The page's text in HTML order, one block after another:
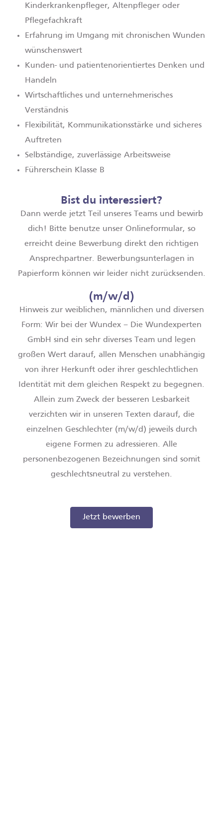
Kinderkrankenpfleger, Altenpfleger oder
Pflegefachkraft
Erfahrung im Umgang mit chronischen Wunden
wünschenswert
Kunden-­ und patientenorientiertes Denken und
Handeln
Wirtschaftliches und unternehmerisches
Verständnis
Flexibilität, Kommunikationsstärke und sicheres
Auftreten
Selbständige, zuverlässige Arbeitsweise
Führerschein Klasse B
Bist du interessiert?
Dann werde jetzt Teil unseres Teams und bewirb
dich! Bitte benutze unser Onlineformular, so
erreicht deine Bewerbung direkt den richtigen
Ansprechpartner. Bewerbungsunterlagen in
Papierform können wir leider nicht zurücksenden.
(m/w/d)
Hinweis zur weiblichen, männlichen und diversen
Form: Wir bei der Wundex – Die Wundexperten
GmbH sind ein sehr diverses Team und legen
großen Wert darauf, allen Menschen unabhängig
von ihrer Herkunft oder ihrer geschlechtlichen
Identität mit dem gleichen Respekt zu begegnen.
Allein zum Zweck der besseren Lesbarkeit
verzichten wir in unseren Texten darauf, die
einzelnen Geschlechter (m/w/d) jeweils durch
eigene Formen zu adressieren. Alle
personenbezogenen Bezeichnungen sind somit
geschlechtsneutral zu verstehen.
Jetzt bewerben